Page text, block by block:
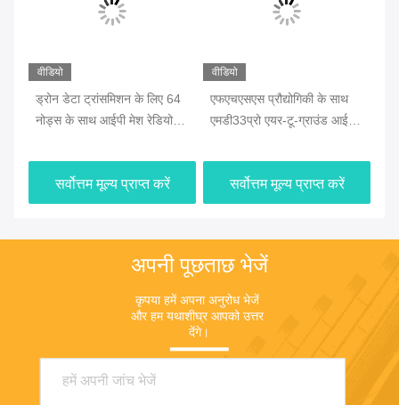
वीडियो
ड्रोन डेटा ट्रांसमिशन के लिए 64
नोड्स के साथ आईपी मेश रेडियो
सर्वोत्तम मूल्य प्राप्त करें
वीडियो
एफएचएसएस प्रौद्योगिकी के साथ
एमडी33प्रो एयर-टू-ग्राउंड आईपी
सर्वोत्तम मूल्य प्राप्त करें
अपनी पूछताछ भेजें
कृपया हमें अपना अनुरोध भेजें
और हम यथाशीघ्र आपको उत्तर
देंगे।